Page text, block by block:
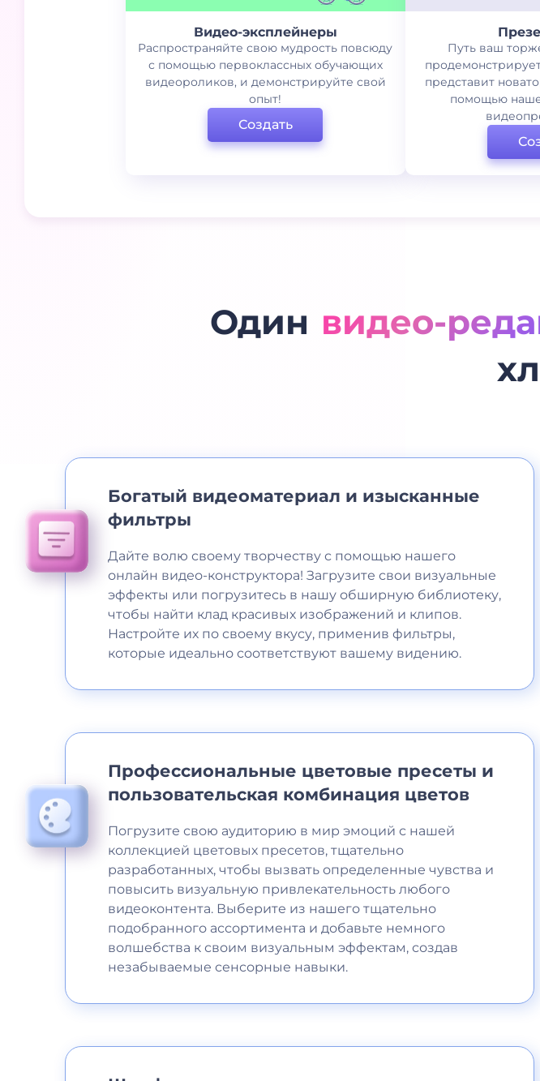
Видео-эксплейнеры
Распространяйте свою мудрость повсюду
с помощью первоклассных обучающих
видеороликов, и демонстрируйте свой
опыт!
Создать
Путь ваш
представит
помощью
Один видео-
Богатый видеоматериал и изысканные
фильтры
Дайте волю своему творчеству с помощью нашего
онлайн видео-конструктора! Загрузите свои визуальные
эффекты или погрузитесь в нашу обширную библиотеку,
чтобы найти клад красивых изображений и клипов.
Настройте их по своему вкусу, применив фильтры,
которые идеально соответствуют вашему видению.
Профессиональные цветовые пресеты и
пользовательская комбинация цветов
Погрузите свою аудиторию в мир эмоций с нашей
коллекцией цветовых пресетов, тщательно
разработанных, чтобы вызвать определенные чувства и
повысить визуальную привлекательность любого
видеоконтента. Выберите из нашего тщательно
подобранного ассортимента и добавьте немного
волшебства к своим визуальным эффектам, создав
незабываемые сенсорные навыки.